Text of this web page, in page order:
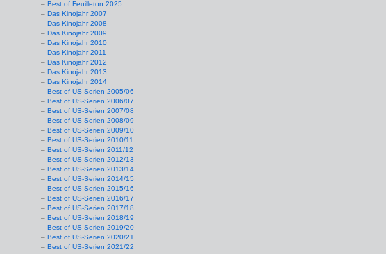
Best of Feuilleton 2025
Das Kinojahr 2007
Das Kinojahr 2008
Das Kinojahr 2009
Das Kinojahr 2010
Das Kinojahr 2011
Das Kinojahr 2012
Das Kinojahr 2013
Das Kinojahr 2014
Best of US-Serien 2005/06
Best of US-Serien 2006/07
Best of US-Serien 2007/08
Best of US-Serien 2008/09
Best of US-Serien 2009/10
Best of US-Serien 2010/11
Best of US-Serien 2011/12
Best of US-Serien 2012/13
Best of US-Serien 2013/14
Best of US-Serien 2014/15
Best of US-Serien 2015/16
Best of US-Serien 2016/17
Best of US-Serien 2017/18
Best of US-Serien 2018/19
Best of US-Serien 2019/20
Best of US-Serien 2020/21
Best of US-Serien 2021/22